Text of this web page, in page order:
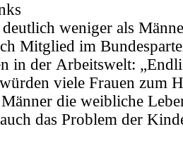
weniger als
Mitglied im
in der Arbeitswelt:
viele Frauen zum
die weibliche
das Problem der